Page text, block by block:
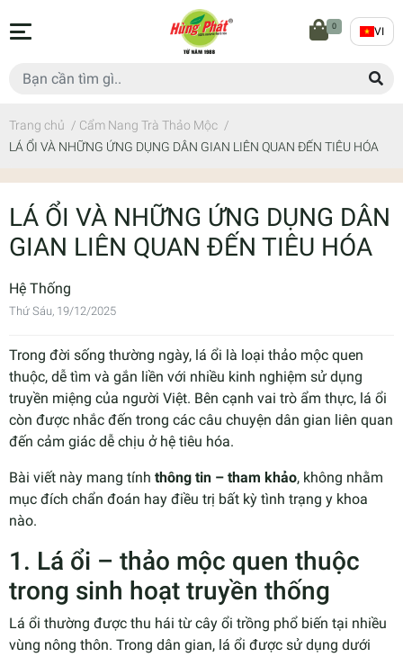
0 VI
Trang chủ / Cẩm Nang Trà Thảo Mộc /
LÁ ỔI VÀ NHỮNG ỨNG DỤNG DÂN GIAN LIÊN QUAN ĐẾN TIÊU HÓA
LÁ ỔI VÀ NHỮNG ỨNG DỤNG DÂN
GIAN LIÊN QUAN ĐẾN TIÊU HÓA
Hệ Thống
Thứ Sáu, 19/12/2025
Trong đời sống thường ngày, lá ổi là loại thảo mộc quen
thuộc, dễ tìm và gắn liền với nhiều kinh nghiệm sử dụng
truyền miệng của người Việt. Bên cạnh vai trò ẩm thực, lá ổi
còn được nhắc đến trong các câu chuyện dân gian liên quan
đến cảm giác dễ chịu ở hệ tiêu hóa.
Bài viết này mang tính thông tin – tham khảo, không nhằm
mục đích chẩn đoán hay điều trị bất kỳ tình trạng y khoa
nào.
1. Lá ổi – thảo mộc quen thuộc
trong sinh hoạt truyền thống
Lá ổi thường được thu hái từ cây ổi trồng phổ biến tại nhiều
vùng nông thôn. Trong dân gian, lá ổi được sử dụng dưới